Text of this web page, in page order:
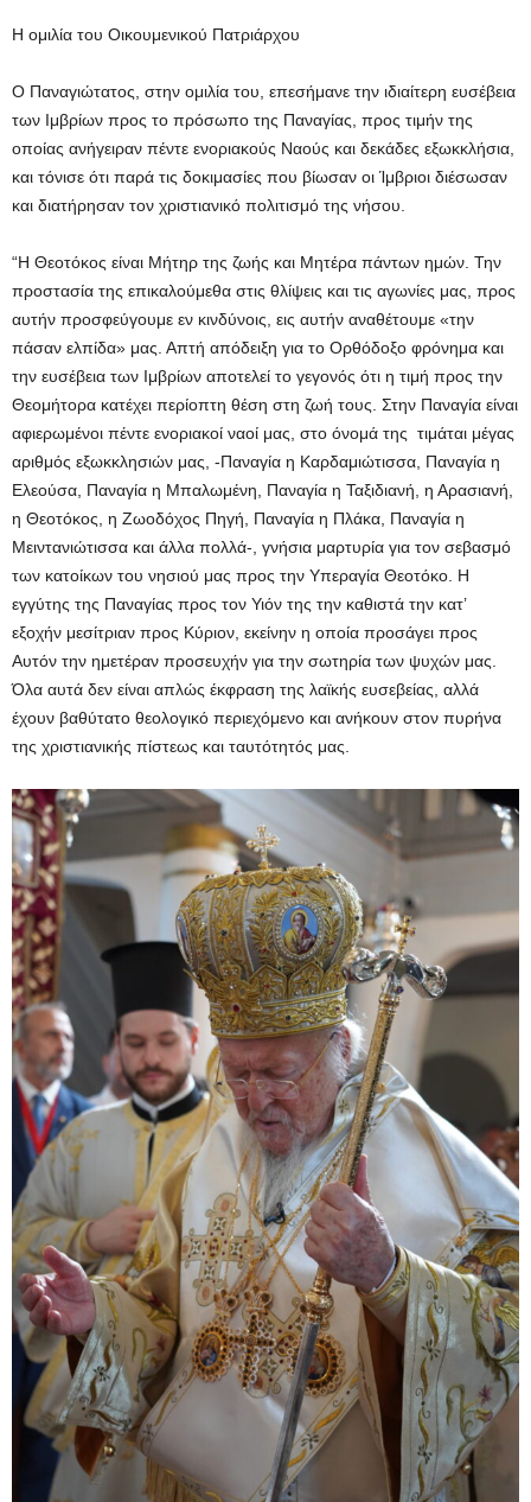
Η ομιλία του Οικουμενικού Πατριάρχου
Ο Παναγιώτατος, στην ομιλία του, επεσήμανε την ιδιαίτερη ευσέβεια
των Ιμβρίων προς το πρόσωπο της Παναγίας, προς τιμήν της
οποίας ανήγειραν πέντε ενοριακούς Ναούς και δεκάδες εξωκκλήσια,
και τόνισε ότι παρά τις δοκιμασίες που βίωσαν οι Ίμβριοι διέσωσαν
και διατήρησαν τον χριστιανικό πολιτισμό της νήσου.
“Η Θεοτόκος είναι Μήτηρ της ζωής και Μητέρα πάντων ημών. Την
προστασία της επικαλούμεθα στις θλίψεις και τις αγωνίες μας, προς
αυτήν προσφεύγουμε εν κινδύνοις, εις αυτήν αναθέτουμε «την
πάσαν ελπίδα» μας. Απτή απόδειξη για το Ορθόδοξο φρόνημα και
την ευσέβεια των Ιμβρίων αποτελεί το γεγονός ότι η τιμή προς την
Θεομήτορα κατέχει περίοπτη θέση στη ζωή τους. Στην Παναγία είναι
αφιερωμένοι πέντε ενοριακοί ναοί μας, στο όνομά της τιμάται μέγας
αριθμός εξωκκλησιών μας, -Παναγία η Καρδαμιώτισσα, Παναγία η
Ελεούσα, Παναγία η Μπαλωμένη, Παναγία η Ταξιδιανή, η Αρασιανή,
η Θεοτόκος, η Ζωοδόχος Πηγή, Παναγία η Πλάκα, Παναγία η
Μειντανιώτισσα και άλλα πολλά-, γνήσια μαρτυρία για τον σεβασμό
των κατοίκων του νησιού μας προς την Υπεραγία Θεοτόκο. Η
εγγύτης της Παναγίας προς τον Υιόν της την καθιστά την κατ’
εξοχήν μεσίτριαν προς Κύριον, εκείνην η οποία προσάγει προς
Αυτόν την ημετέραν προσευχήν για την σωτηρία των ψυχών μας.
Όλα αυτά δεν είναι απλώς έκφραση της λαϊκής ευσεβείας, αλλά
έχουν βαθύτατο θεολογικό περιεχόμενο και ανήκουν στον πυρήνα
της χριστιανικής πίστεως και ταυτότητός μας.